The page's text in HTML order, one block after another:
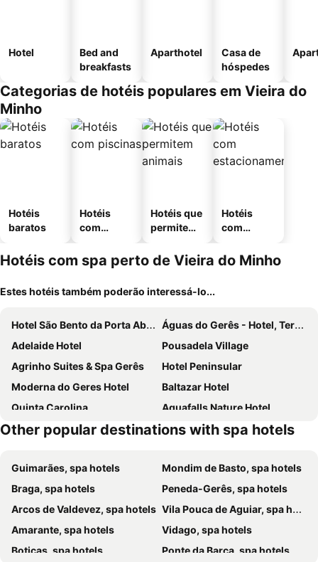
Hotel
Bed and
breakfasts
Aparthotel
Casa de
hóspedes
Categorias de hotéis populares em Vieira do
Minho
Hotéis
baratos
Hotéis
com
Hotéis que
permitem
Hotéis
com
mento
Hotéis com spa perto de Vieira do Minho
Estes hotéis também poderão interessá-lo...
Hotel São Bento da Porta Aberta & Spa
Águas do Gerês - Hotel, Termas & Spa
Adelaide Hotel
Pousadela Village
Agrinho Suites & Spa Gerês
Hotel Peninsular
Moderna do Geres Hotel
Baltazar Hotel
Quinta Carolina
Aquafalls Nature Hotel
Grande Hotel da Bela Vista
Other popular destinations with spa hotels
Guimarães, spa hotels
Mondim de Basto, spa hotels
Braga, spa hotels
Peneda-Gerês, spa hotels
Arcos de Valdevez, spa hotels Vila Pouca de Aguiar, spa hotels
Amarante, spa hotels
Vidago, spa hotels
Boticas, spa hotels
Ponte da Barca, spa hotels